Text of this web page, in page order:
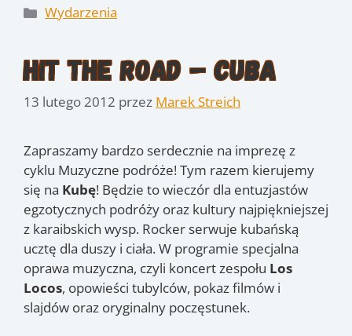
Kategorie
Wydarzenia
Hit The Road – Cuba
13 lutego 2012 przez Marek Streich
Zapraszamy bardzo serdecznie na imprezę z
cyklu Muzyczne podróże! Tym razem kierujemy
się na Kubę! Będzie to wieczór dla entuzjastów
egzotycznych podróży oraz kultury najpiękniejszej
z karaibskich wysp. Rocker serwuje kubańską
ucztę dla duszy i ciała. W programie specjalna
oprawa muzyczna, czyli koncert zespołu Los
Locos, opowieści tubylców, pokaz filmów i
slajdów oraz oryginalny poczęstunek.